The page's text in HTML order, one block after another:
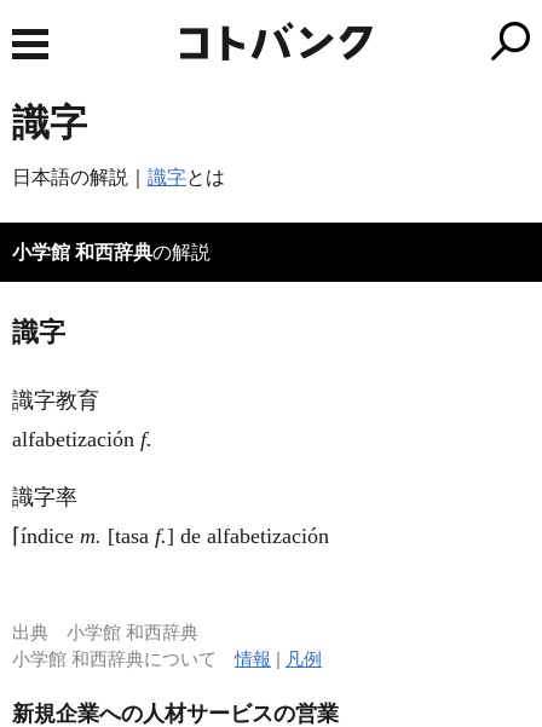
識字
日本語の解説｜ 識字とは
小学館 和西辞典の解説
識字
識字教育
alfabetización f.
識字率
⌈índice m. [tasa f.] de alfabetización
出典 小学館 和西辞典
小学館 和西辞典について情報 | 凡例
新規企業への人材サービスの営業